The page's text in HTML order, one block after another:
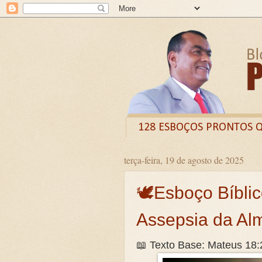
128 ESBOÇOS PRONTOS
Odysee
Livro
CURSO DE FORMAÇÃO
Guia prático: Como
O QUE A BÍBLIA DIZ
terça-feira, 19 de agosto de 2025
🕊️Esboço
Assepsia da
📖 Texto Base: Mateus